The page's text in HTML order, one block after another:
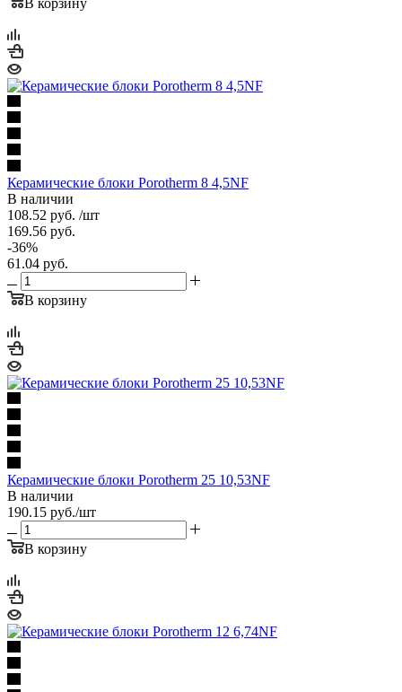
Керамические блоки Porotherm 8 4,5NF
В наличии
108.52 руб. /шт
169.56 руб.
-36%
61.04 руб.
В корзину
Керамические блоки Porotherm 25 10,53NF
В наличии
190.15 руб./шт
В корзину